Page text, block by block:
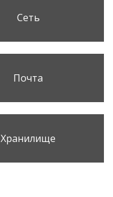
Сеть
Почта
Хранилище